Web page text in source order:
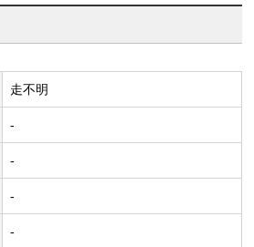
走不明
-
-
-
-